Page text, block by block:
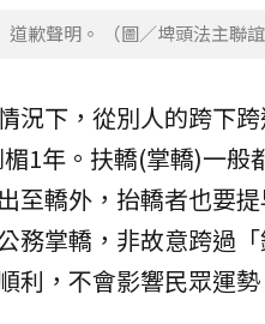
道歉聲明。 （圖／埤頭法主聯誼
況下，從別人的跨下
1年。扶轎(掌轎)一般
至轎外，抬轎者也要
務掌轎，非故意跨過
利，不會影響民眾運勢